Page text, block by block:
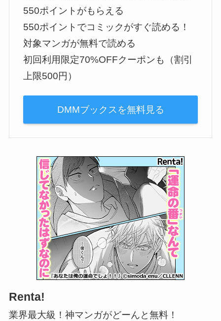
550ポイントがもらえる
550ポイントでコミックがすぐ読める！
対象マンガが無料で読める
初回利用限定70%OFFクーポンも（割引
上限500円）
DMMブックスを無料見る
Renta!
業界最大級！神マンガがどーんと無料！